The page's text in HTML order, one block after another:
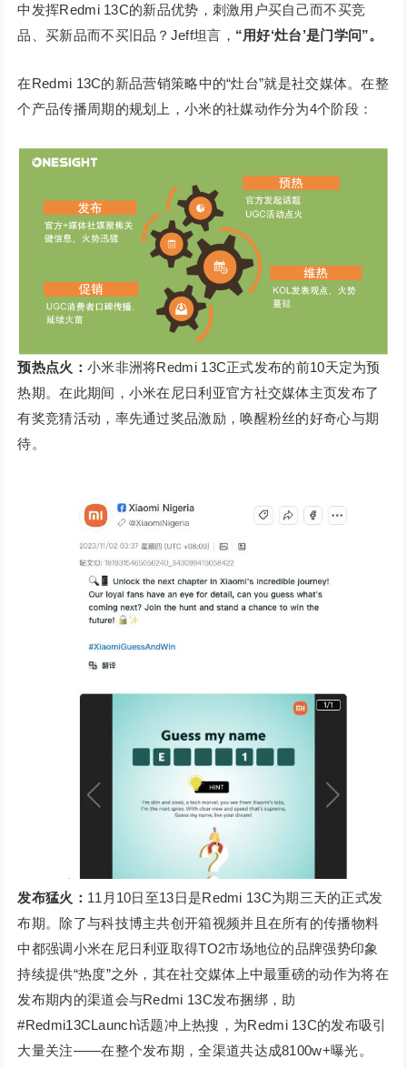
中发挥Redmi 13C的新品优势，刺激用户买自己而不买竞
品、买新品而不买旧品？Jeff坦言， “用好‘灶台’是门学问”。
在Redmi 13C的新品营销策略中的“灶台”就是社交媒体。在整
个产品传播周期的规划上，小米的社媒动作分为4个阶段：
预热点火： 小米非洲将Redmi 13C正式发布的前10天定为预
热期。在此期间，小米在尼日利亚官方社交媒体主页发布了
有奖竞猜活动，率先通过奖品激励，唤醒粉丝的好奇心与期
待。
发布猛火： 11月10日至13日是Redmi 13C为期三天的正式发
布期。除了与科技博主共创开箱视频并且在所有的传播物料
中都强调小米在尼日利亚取得TO2市场地位的品牌强势印象
持续提供“热度”之外，其在社交媒体上中最重磅的动作为将在
发布期内的渠道会与Redmi 13C发布捆绑，助
#Redmi13CLaunch话题冲上热搜，为Redmi 13C的发布吸引
大量关注——在整个发布期，全渠道共达成8100w+曝光。